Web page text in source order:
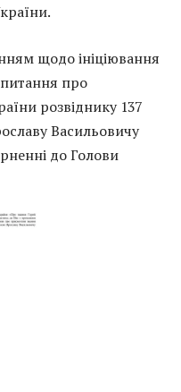
щодо ініціювання
про
розвіднику 137
Васильовичу
до Голови